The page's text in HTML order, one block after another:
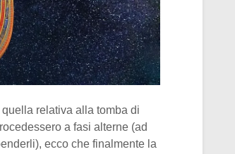
relativa alla tomba di
a fasi alterne (ad
ecco che finalmente la